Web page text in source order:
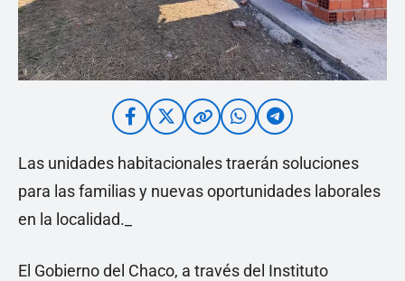
Las unidades habitacionales traerán soluciones
para las familias y nuevas oportunidades laborales
en la localidad._
El Gobierno del Chaco, a través del Instituto